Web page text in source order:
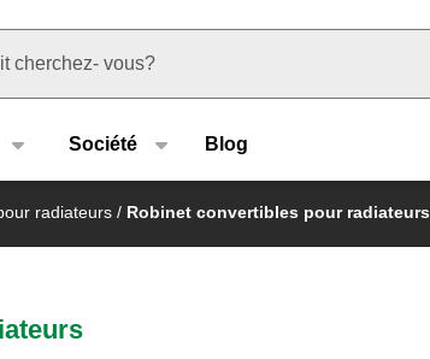
Société Blog
radiateurs / Robinet convertibles pour radiateurs